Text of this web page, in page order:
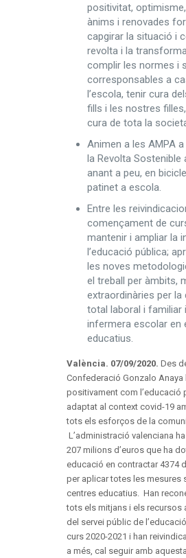
positivitat,
ànims i renovades
capgirar la situació i
revolta i la
complir les normes i
corresponsables a
l’escola, tenir cura
fills i les nostres
cura de tota la
Animen a les AMPA
la Revolta Sostenible
anant a peu, en
patinet a escola.
Entre les
començament de
mantenir i ampliar la
l’educació pública;
les noves
el treball per àmbits,
extraordinàries per la
total laboral i familiar
infermera escolar en
educatius.
València. 07/09/2020. Des
Confederació Gonzalo Anaya
positivament com l’educació
adaptat al context covid-19
tots els esforços de la
L’administració valenciana
207 milions d’euros que ha
educació en contractar 4374
per aplicar totes les mesures
centres educatius. Han
tots els mitjans i els recursos
del servei públic de
curs 2020-2021 i han
a més, cal seguir amb